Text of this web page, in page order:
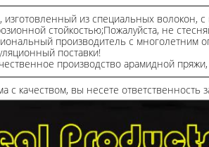
из специальных волокон,
стойкостью;Пожалуйста, не
производитель с многолетним
поставки!
производство арамидной
с качеством, вы несете ответственность